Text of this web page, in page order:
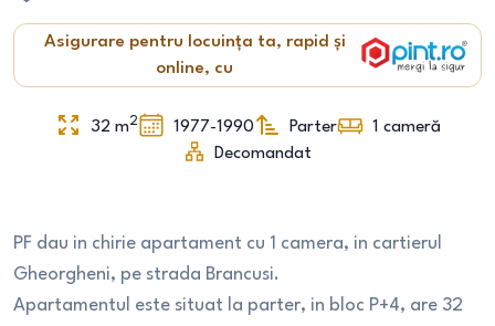
Asigurare pentru locuința ta, rapid și
online, cu
32m2 1977-1990 Parter 1 cameră
Decomandat
PF dau in chirie apartament cu 1 camera, in cartierul
Gheorgheni, pe strada Brancusi.
Apartamentul este situat la parter, in bloc P+4, are 32